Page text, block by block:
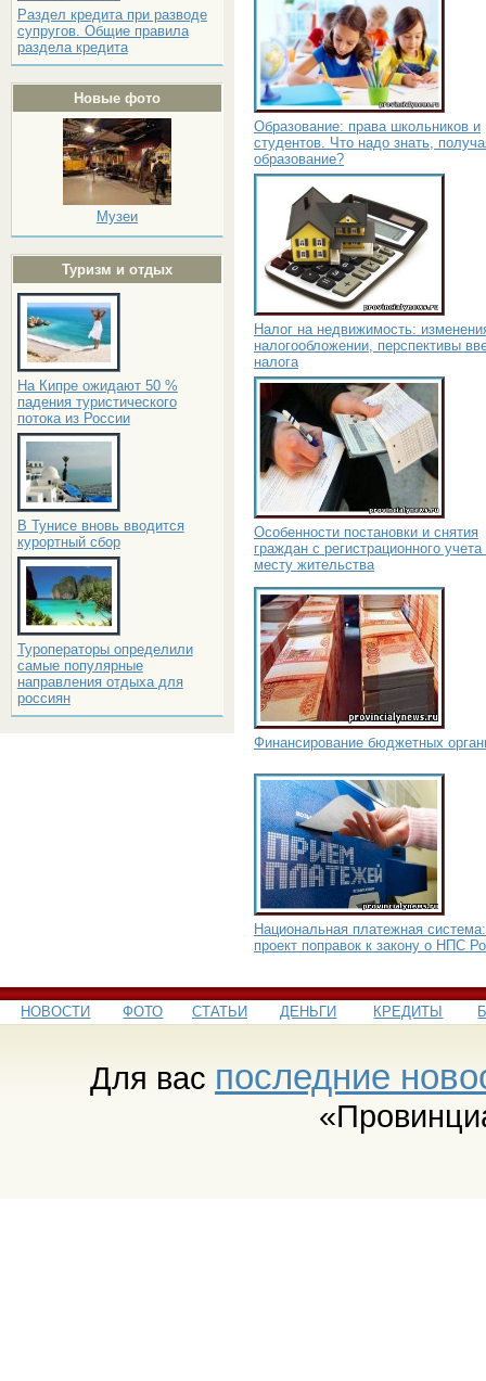
Раздел кредита при разводе
супругов. Общие правила
раздела кредита
Новые фото
Музеи
Туризм и отдых
На Кипре ожидают 50 %
падения туристического
потока из России
В Тунисе вновь вводится
курортный сбор
Туроператоры определили
самые популярные
направления отдыха для
россиян
Образование: права школьников и
студентов. Что надо знать,
образование?
Налог на недвижимость:
налогообложении, перспективы
налога
Особенности постановки и снятия
граждан с регистрационного учета
месту жительства
Финансирование бюджетных
Национальная платежная система:
проект поправок к закону о НПС
НОВОСТИ ФОТО СТАТЬИ ДЕНЬГИ КРЕДИТЫ
Для вас последние